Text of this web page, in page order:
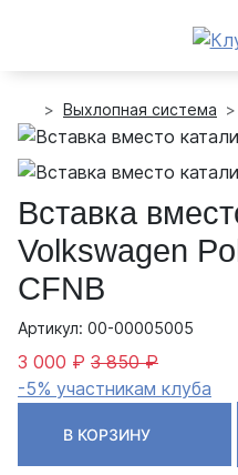
Выхлопная система
Вставка
Volkswagen
CFNB
Артикул: 00-00005005
3 000 ₽ 3 850 ₽
-5% участникам клуба
В КОРЗИНУ